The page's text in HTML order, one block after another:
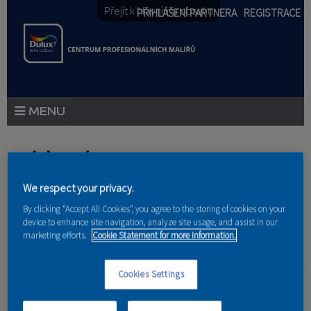
Přejít k hlavnímu obsahu
PŘIHLÁŠENÍ PARTNERA REGISTRACE
PORADENSTVÍ
AKCE A NOVINKY
PARTNEŘI
Jste zde
Domů»Partneri
Central Group a.s.
We respect your privacy.
By clicking “Accept All Cookies”, you agree to the storing of cookies on your
device to enhance site navigation, analyze site usage, and assist in our
marketing efforts. Cookie Statement for more information.
Cookies Settings